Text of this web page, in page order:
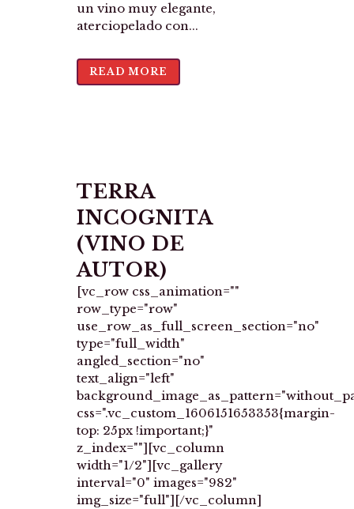
un vino muy elegante,
aterciopelado con...
READ MORE
TERRA
INCOGNITA
(VINO DE
AUTOR)
[vc_row css_animation=""
row_type="row"
use_row_as_full_screen_section="no"
type="full_width"
angled_section="no"
text_align="left"
css=".vc_custom_1606151653353{margin-
top: 25px !important;}"
z_index=""][vc_column
width="1/2"][vc_gallery
interval="0" images="982"
img_size="full"][/vc_column]